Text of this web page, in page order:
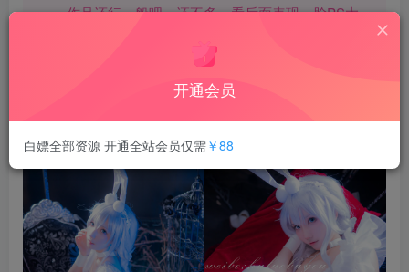
作品还行一般吧，还不多。看后面表现，脸PS太
合集目录在预览图下面
开通会员
白嫖全部资源 开通全站会员仅需￥88